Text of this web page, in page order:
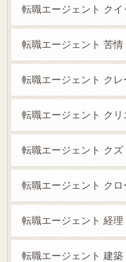
転職エージェント クイ
転職エージェント 苦情
転職エージェント クレ
転職エージェント クリ
転職エージェント クズ
転職エージェント クロ
転職エージェント 経理
転職エージェント 建築